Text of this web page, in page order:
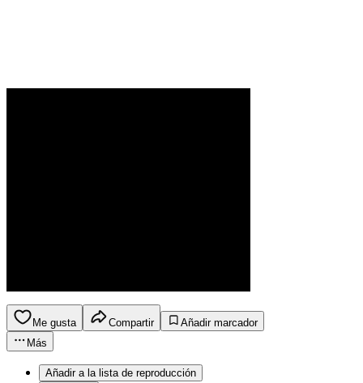
Me gusta Compartir
Añadir marcador
Más
Añadir a la lista de reproducción